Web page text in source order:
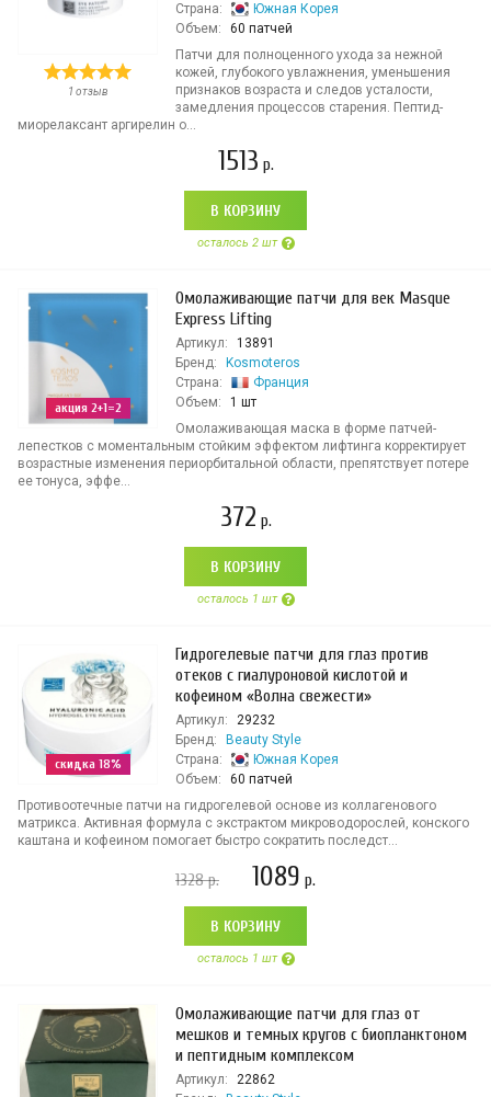
1 отзыв
Страна:
Южная Корея
Объем:
60 патчей
Патчи для полноценного ухода за нежной
кожей, глубокого увлажнения, уменьшения
признаков возраста и следов усталости,
замедления процессов старения. Пептид-
миорелаксант аргирелин о...
1513 р.
В КОРЗИНУ
осталось 2 шт
акция 2+1=2
Омолаживающие патчи для век Masque
Express Lifting
Артикул:
13891
Бренд:
Kosmoteros
Страна:
Франция
Объем:
1 шт
Омолаживающая маска в форме патчей-
лепестков с моментальным стойким эффектом лифтинга корректирует
возрастные изменения периорбитальной области, препятствует потере
ее тонуса, эффе...
372 р.
В КОРЗИНУ
осталось 1 шт
скидка 18%
Гидрогелевые патчи для глаз против
отеков с гиалуроновой кислотой и
кофеином «Волна свежести»
Артикул:
29232
Бренд:
Beauty Style
Страна:
Южная Корея
Объем:
60 патчей
Противоотечные патчи на гидрогелевой основе из коллагенового
матрикса. Активная формула с экстрактом микроводорослей, конского
каштана и кофеином помогает быстро сократить последст...
1328р. 1089 р.
В КОРЗИНУ
осталось 1 шт
Омолаживающие патчи для глаз от
мешков и темных кругов с биопланктоном
и пептидным комплексом
Артикул:
22862